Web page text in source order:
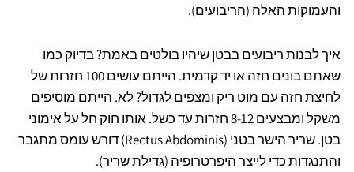
והעמוקות האלה (הריבועים).
איך לבנות ריבועים בבטן שיהיו בולטים באמת? בדיוק כמו
שאתם בונים חזה או יד קדמית. הייתם עושים 100 חזרות של
לחיצת חזה עם מוט ריק ומצפים לגדול? לא. הייתם מוסיפים
משקל ומבצעים 8-12 חזרות עד כשל. אותו חוק חל על אימוני
בטן. שריר הישר בטני (Rectus Abdominis) דורש עומס מתגבר
והתנגדות כדי לייצר היפרטרופיה (גדילת שריר).